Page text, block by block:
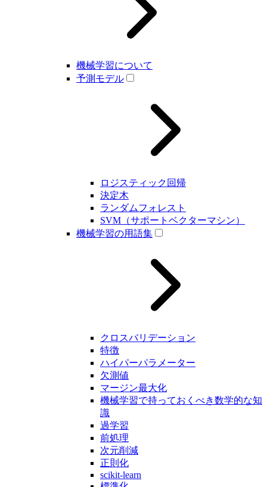
機械学習について
予測モデル
ロジスティック回帰
決定木
ランダムフォレスト
SVM（サポートベクターマシン）
機械学習の用語集
クロスバリデーション
特徴
ハイパーパラメーター
欠測値
マージン最大化
機械学習で持っておくべき数学的な知
識
過学習
前処理
次元削減
正則化
scikit-learn